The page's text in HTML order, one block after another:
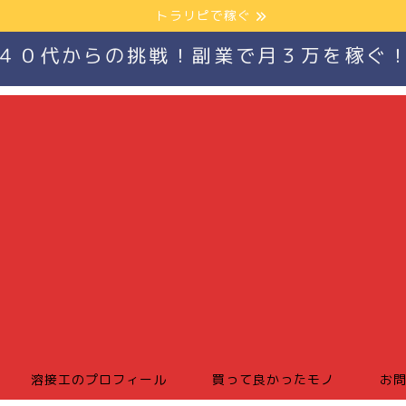
トラリピで稼ぐ
０代からの挑戦！副業で月３万を稼ぐ！
溶接工のプロフィール 買って良かったモノ お